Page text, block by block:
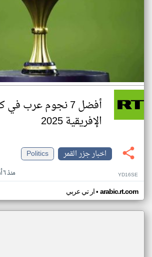
أفضل 7 نجوم عرب
الإفريقية 2025
اخبار جزر القمر
Politics
منذ ٦ أشهر YD16SE
ار تي عربي• arabic.rt.com